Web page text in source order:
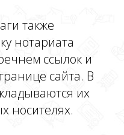
также
нотариата
ссылок и
сайта. В
их
носителях.